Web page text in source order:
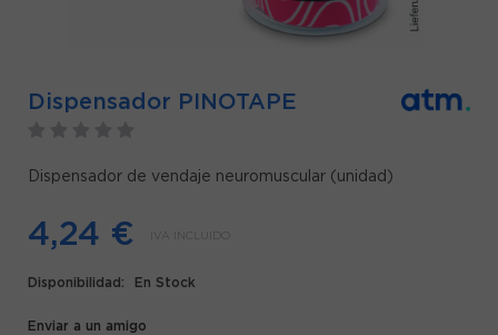
Dispensador PINOTAPE
Dispensador de vendaje neuromuscular (unidad)
4,24 €
Disponibilidad: En Stock
Enviar a un amigo